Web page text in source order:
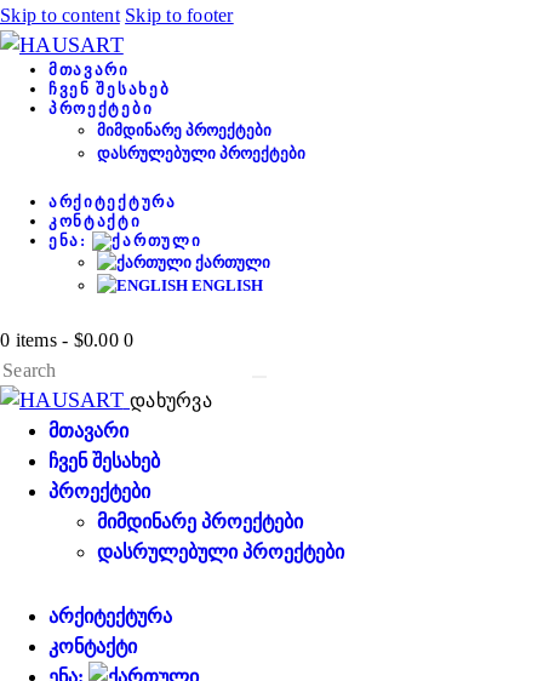
Skip to content Skip to footer
ᲛᲗᲐᲕᲐᲠᲘ
ᲩᲕᲔᲜ ᲨᲔᲡᲐᲮᲔᲑ
ᲞᲠᲝᲔᲥᲢᲔᲑᲘ
ᲛᲘᲛᲓᲘᲜᲐᲠᲔ ᲞᲠᲝᲔᲥᲢᲔᲑᲘ
ᲓᲐᲡᲠᲣᲚᲔᲑᲣᲚᲘ ᲞᲠᲝᲔᲥᲢᲔᲑᲘ
ᲐᲠᲥᲘᲢᲔᲥᲢᲣᲠᲐ
ᲙᲝᲜᲢᲐᲥᲢᲘ
ᲔᲜᲐ:
ᲥᲐᲠᲗᲣᲚᲘ
ENGLISH
0 items- $0.00 0
დახურვა
ᲛᲗᲐᲕᲐᲠᲘ
ᲩᲕᲔᲜ ᲨᲔᲡᲐᲮᲔᲑ
ᲞᲠᲝᲔᲥᲢᲔᲑᲘ
ᲛᲘᲛᲓᲘᲜᲐᲠᲔ ᲞᲠᲝᲔᲥᲢᲔᲑᲘ
ᲓᲐᲡᲠᲣᲚᲔᲑᲣᲚᲘ ᲞᲠᲝᲔᲥᲢᲔᲑᲘ
ᲐᲠᲥᲘᲢᲔᲥᲢᲣᲠᲐ
ᲙᲝᲜᲢᲐᲥᲢᲘ
ᲔᲜᲐ: